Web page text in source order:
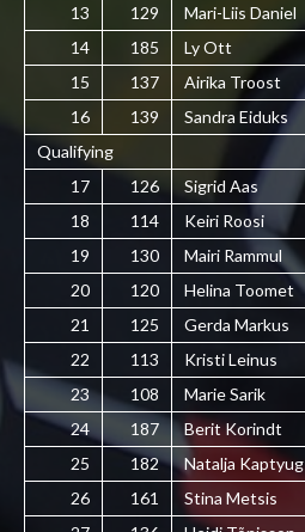
13 129 Mari-Liis Daniel
14
185 Ly Ott
15
137 Airika Troost
16
139 Sandra Eiduks
Qualifying
17
126 Sigrid Aas
18
114 Keiri Roosi
19
130 Mairi Rammul
20
120 Helina Toomet
21
125 Gerda Markus
22
113 Kristi Leinus
23
108 Marie Sarik
24
187 Berit Korindt
25
182 Natalja Kaptyug
26
161 Stina Metsis